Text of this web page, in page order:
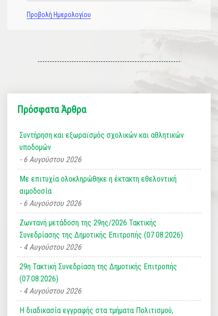
Προβολή Ημερολογίου
Πρόσφατα Άρθρα
Συντήρηση και εξωραϊσμός σχολικών και αθλητικών
υποδομών
6 Αυγούστου 2026
Με επιτυχία ολοκληρώθηκε η έκτακτη εθελοντική
αιμοδοσία
6 Αυγούστου 2026
Ζωντανή μετάδοση της 29ης/2026 Τακτικής
Συνεδρίασης της Δημοτικής Επιτροπής (07.08.2026)
4 Αυγούστου 2026
29η Τακτική Συνεδρίαση της Δημοτικής Επιτροπής
(07.08.2026)
4 Αυγούστου 2026
Η διαδικασία εγγραφής στα τμήματα Πολιτισμού,